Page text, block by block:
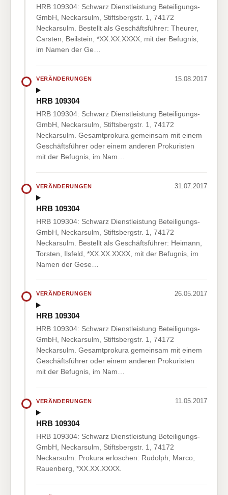
HRB 109304: Schwarz Dienstleistung Beteiligungs-
GmbH, Neckarsulm, Stiftsbergstr. 1, 74172
Neckarsulm. Bestellt als Geschäftsführer: Theurer,
Carsten, Beilstein, *XX.XX.XXXX, mit der Befugnis,
im Namen der Ge…
VERÄNDERUNGEN 15.08.2017
HRB 109304
HRB 109304: Schwarz Dienstleistung Beteiligungs-
GmbH, Neckarsulm, Stiftsbergstr. 1, 74172
Neckarsulm. Gesamtprokura gemeinsam mit einem
Geschäftsführer oder einem anderen Prokuristen
mit der Befugnis, im Nam…
VERÄNDERUNGEN 31.07.2017
HRB 109304
HRB 109304: Schwarz Dienstleistung Beteiligungs-
GmbH, Neckarsulm, Stiftsbergstr. 1, 74172
Neckarsulm. Bestellt als Geschäftsführer: Heimann,
Torsten, Ilsfeld, *XX.XX.XXXX, mit der Befugnis, im
Namen der Gese…
VERÄNDERUNGEN 26.05.2017
HRB 109304
HRB 109304: Schwarz Dienstleistung Beteiligungs-
GmbH, Neckarsulm, Stiftsbergstr. 1, 74172
Neckarsulm. Gesamtprokura gemeinsam mit einem
Geschäftsführer oder einem anderen Prokuristen
mit der Befugnis, im Nam…
VERÄNDERUNGEN 11.05.2017
HRB 109304
HRB 109304: Schwarz Dienstleistung Beteiligungs-
GmbH, Neckarsulm, Stiftsbergstr. 1, 74172
Neckarsulm. Prokura erloschen: Rudolph, Marco,
Rauenberg, *XX.XX.XXXX.